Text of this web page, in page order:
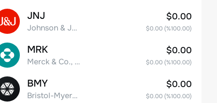
JNJ
Johnson & Johnson
$0.00
$0.00(%100.00)
MRK
Merck & Co., Inc.
$0.00
$0.00(%100.00)
BMY
Bristol-Myers Squibb Co.
$0.00
$0.00(%100.00)